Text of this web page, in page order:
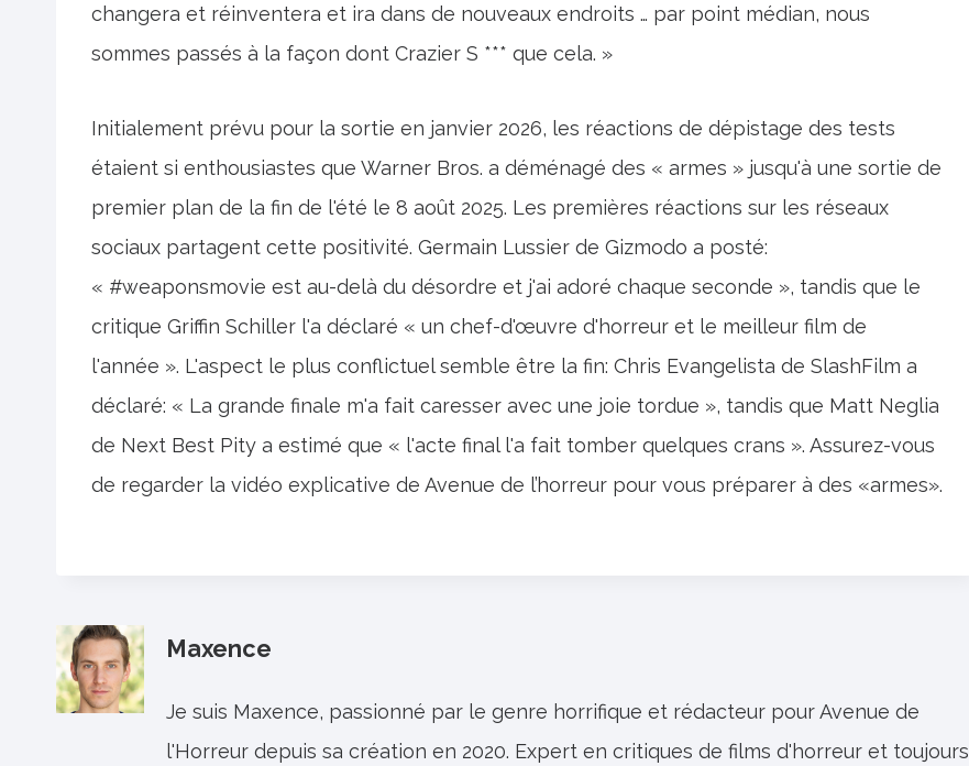
changera et réinventera et ira dans de nouveaux endroits … par point médian, nous
sommes passés à la façon dont Crazier S *** que cela. »
Initialement prévu pour la sortie en janvier 2026, les réactions de dépistage des tests
étaient si enthousiastes que Warner Bros. a déménagé des « armes » jusqu'à une sortie de
premier plan de la fin de l'été le 8 août 2025. Les premières réactions sur les réseaux
sociaux partagent cette positivité. Germain Lussier de Gizmodo a posté:
« #weaponsmovie est au-delà du désordre et j'ai adoré chaque seconde », tandis que le
critique Griffin Schiller l'a déclaré « un chef-d'œuvre d'horreur et le meilleur film de
l'année ». L'aspect le plus conflictuel semble être la fin: Chris Evangelista de SlashFilm a
déclaré: « La grande finale m'a fait caresser avec une joie tordue », tandis que Matt Neglia
de Next Best Pity a estimé que « l'acte final l'a fait tomber quelques crans ». Assurez-vous
de regarder la vidéo explicative de Avenue de l’horreur pour vous préparer à des «armes».
Maxence
Je suis Maxence, passionné par le genre horrifique et rédacteur pour Avenue de
l'Horreur depuis sa création en 2020. Expert en critiques de films d'horreur et toujours